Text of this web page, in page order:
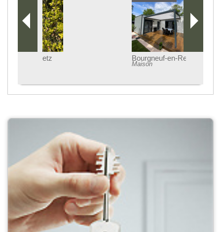
Bourgneuf-en-Retz